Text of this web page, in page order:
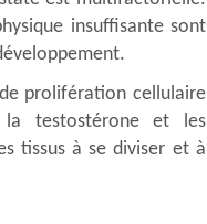
insuffisante sont
prolifération cellulaire
la testostérone et les
tissus à se diviser et à